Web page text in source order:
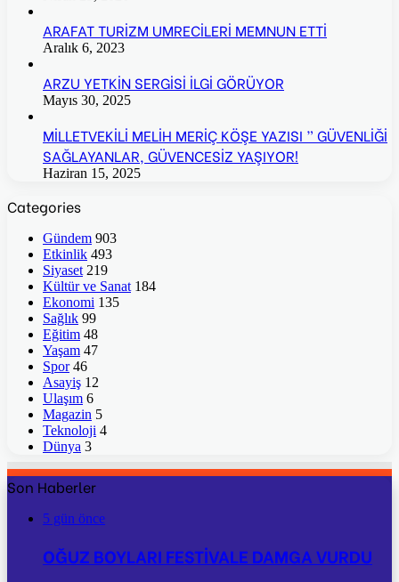
ARAFAT TURİZM UMRECİLERİ MEMNUN ETTİ
Aralık 6, 2023
ARZU YETKİN SERGİSİ İLGİ GÖRÜYOR
Mayıs 30, 2025
MİLLETVEKİLİ MELİH MERİÇ KÖŞE YAZISI ” GÜVENLİĞİ
SAĞLAYANLAR, GÜVENCESİZ YAŞIYOR!
Haziran 15, 2025
Categories
Gündem 903
Etkinlik 493
Siyaset 219
Kültür ve Sanat 184
Ekonomi 135
Sağlık 99
Eğitim 48
Yaşam 47
Spor 46
Asayiş 12
Ulaşım 6
Magazin 5
Teknoloji 4
Dünya 3
Son Haberler
5 gün önce
OĞUZ BOYLARI FESTİVALE DAMGA VURDU